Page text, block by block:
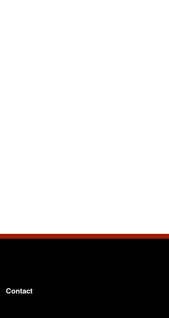
Contact